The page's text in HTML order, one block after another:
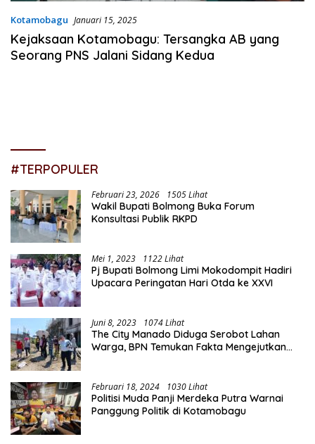
Kotamobagu Januari 15, 2025
Kejaksaan Kotamobagu: Tersangka AB yang
Seorang PNS Jalani Sidang Kedua
#TERPOPULER
Februari 23, 2026 1505 Lihat
Wakil Bupati Bolmong Buka Forum
Konsultasi Publik RKPD
Mei 1, 2023 1122 Lihat
Pj Bupati Bolmong Limi Mokodompit Hadiri
Upacara Peringatan Hari Otda ke XXVI
Juni 8, 2023 1074 Lihat
The City Manado Diduga Serobot Lahan
Warga, BPN Temukan Fakta Mengejutkan
Februari 18, 2024 1030 Lihat
Politisi Muda Panji Merdeka Putra Warnai
Panggung Politik di Kotamobagu